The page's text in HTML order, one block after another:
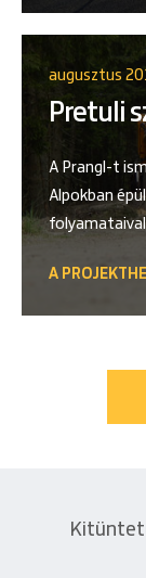
augusztus
Pretuli
A Prangl-t
Alpokban
A